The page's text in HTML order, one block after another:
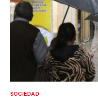
SOCIEDAD